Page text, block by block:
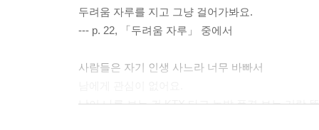
두려움 자루를 지고 그냥 걸어가봐요.
--- p. 22, 「두려움 자루」 중에서
사람들은 자기 인생 사느라 너무 바빠서
남이 나를 보는 건 KTX 타고 논밭 풍경 보는 거랑